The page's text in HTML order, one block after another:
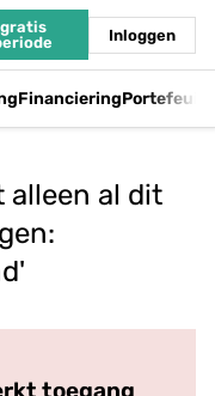
Inloggen
Financiering
alleen al dit